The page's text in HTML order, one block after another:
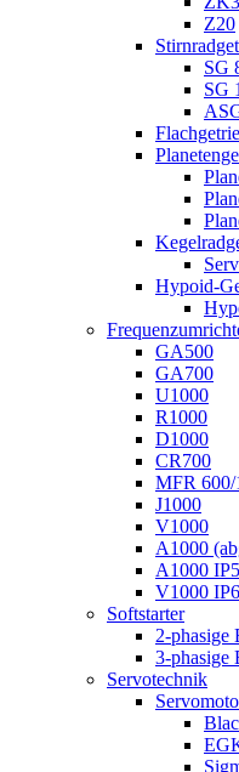
Z20
SG
SG
Hypoid-
GA500
GA700
U1000
R1000
D1000
CR700
MFR 600/
J1000
V1000
A1000
A1000
V1000
Softstarter
2-phasige
3-phasige
Servotechnik